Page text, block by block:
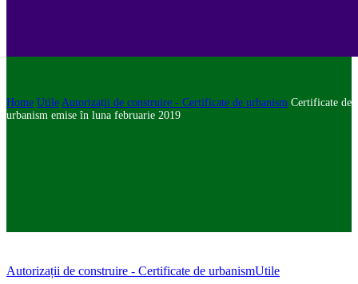
Home Utile Autorizații de construire - Certificate de urbanism Certificate de
urbanism emise în luna februarie 2019
Autorizații de construire - Certificate de urbanismUtile